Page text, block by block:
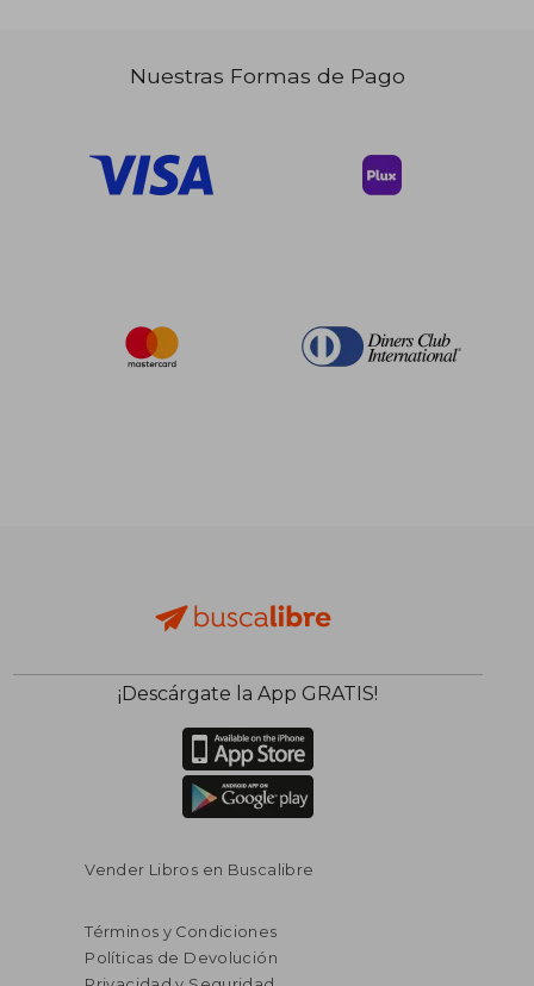
Nuestras Formas de Pago
¡Descárgate la App GRATIS!
Vender Libros en Buscalibre
Términos y Condiciones
Políticas de Devolución